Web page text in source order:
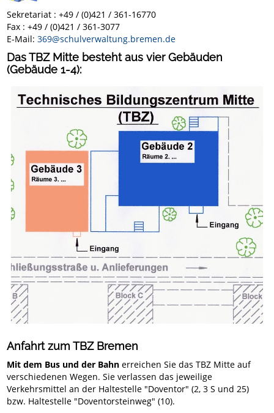
Sekretariat : +49 / (0)421 / 361-16770
Fax : +49 / (0)421 / 361-3077
E-Mail:369@schulverwaltung.bremen.de
Das TBZ Mitte besteht aus vier Gebäuden
(Gebäude 1-4):
Anfahrt zum TBZ Bremen
Mit dem Bus und der Bahnerreichen Sie das TBZ Mitte auf
verschiedenen Wegen. Sie verlassen das jeweilige
Verkehrsmittel an der Haltestelle "Doventor" (2, 3 S und 25)
bzw. Haltestelle "Doventorsteinweg" (10).